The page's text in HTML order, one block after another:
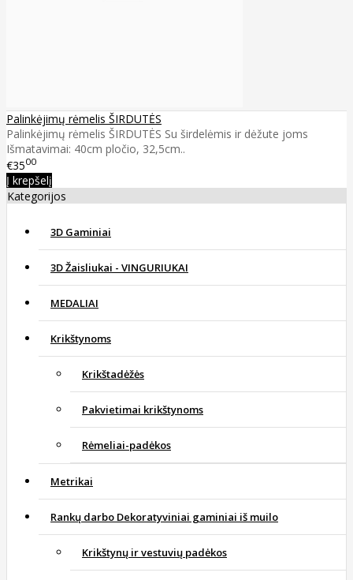
Palinkėjimų rėmelis ŠIRDUTĖS
Palinkėjimų rėmelis ŠIRDUTĖS Su širdelėmis ir dėžute joms
Išmatavimai: 40cm pločio, 32,5cm..
€3500
Į krepšelį
Kategorijos
3D Gaminiai
3D Žaisliukai - VINGURIUKAI
MEDALIAI
Krikštynoms
Krikštadėžės
Pakvietimai krikštynoms
Rėmeliai-padėkos
Metrikai
Rankų darbo Dekoratyviniai gaminiai iš muilo
Krikštynų ir vestuvių padėkos